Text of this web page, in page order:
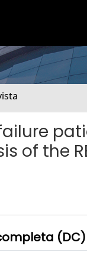
of the
(DC)